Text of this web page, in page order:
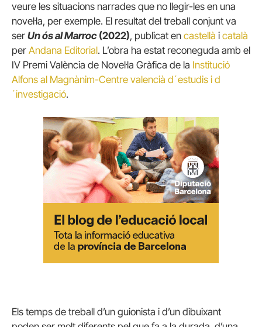
veure les situacions narrades que no llegir-les en una
novel·la, per exemple. El resultat del treball conjunt va
ser Un ós al Marroc (2022), publicat en castellà i català
per Andana Editorial. L’obra ha estat reconeguda amb el
IV Premi València de Novel·la Gràfica de la Institució
Alfons al Magnànim-Centre valencià d´estudis i d
´investigació.
Els temps de treball d’un guionista i d’un dibuixant